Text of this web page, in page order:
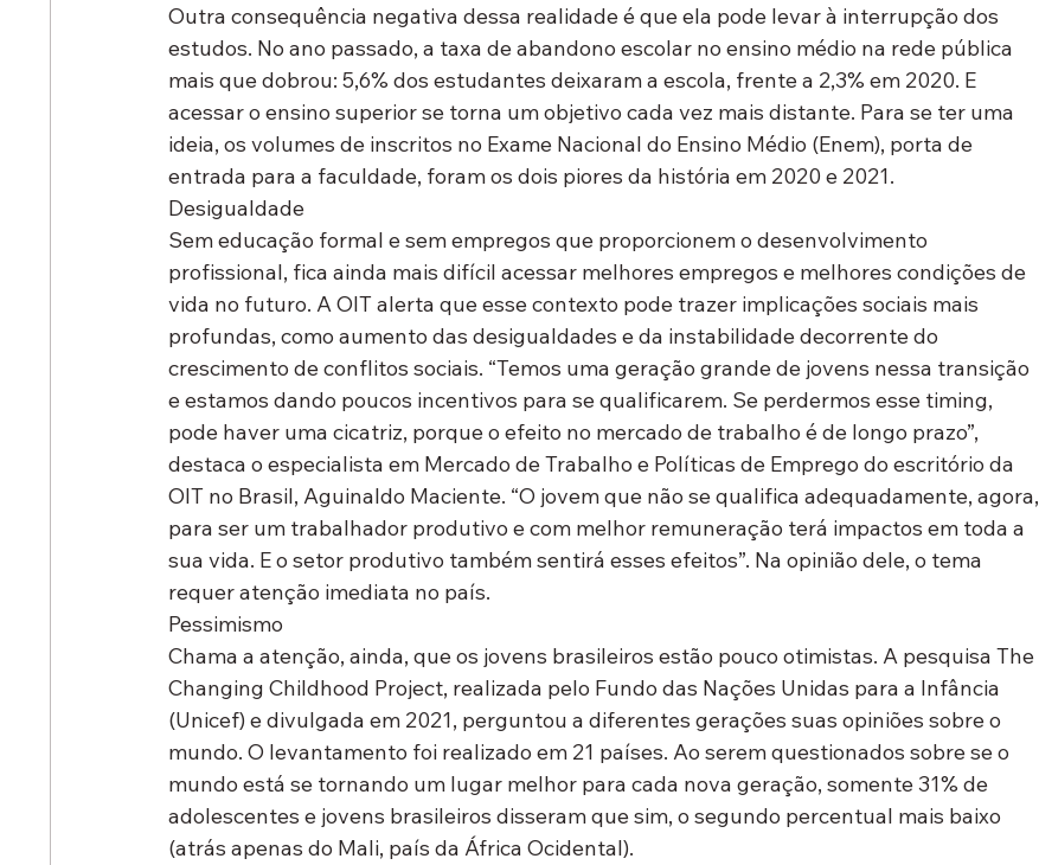
Outra consequência negativa dessa realidade é que ela pode levar à interrupção dos
estudos. No ano passado, a taxa de abandono escolar no ensino médio na rede pública
mais que dobrou: 5,6% dos estudantes deixaram a escola, frente a 2,3% em 2020. E
acessar o ensino superior se torna um objetivo cada vez mais distante. Para se ter uma
ideia, os volumes de inscritos no Exame Nacional do Ensino Médio (Enem), porta de
entrada para a faculdade, foram os dois piores da história em 2020 e 2021.
Desigualdade
Sem educação formal e sem empregos que proporcionem o desenvolvimento
profissional, fica ainda mais difícil acessar melhores empregos e melhores condições de
vida no futuro. A OIT alerta que esse contexto pode trazer implicações sociais mais
profundas, como aumento das desigualdades e da instabilidade decorrente do
crescimento de conflitos sociais. “Temos uma geração grande de jovens nessa transição
e estamos dando poucos incentivos para se qualificarem. Se perdermos esse timing,
pode haver uma cicatriz, porque o efeito no mercado de trabalho é de longo prazo”,
destaca o especialista em Mercado de Trabalho e Políticas de Emprego do escritório da
OIT no Brasil, Aguinaldo Maciente. “O jovem que não se qualifica adequadamente, agora,
para ser um trabalhador produtivo e com melhor remuneração terá impactos em toda a
sua vida. E o setor produtivo também sentirá esses efeitos”. Na opinião dele, o tema
requer atenção imediata no país.
Pessimismo
Chama a atenção, ainda, que os jovens brasileiros estão pouco otimistas. A pesquisa The
Changing Childhood Project, realizada pelo Fundo das Nações Unidas para a Infância
(Unicef) e divulgada em 2021, perguntou a diferentes gerações suas opiniões sobre o
mundo. O levantamento foi realizado em 21 países. Ao serem questionados sobre se o
mundo está se tornando um lugar melhor para cada nova geração, somente 31% de
adolescentes e jovens brasileiros disseram que sim, o segundo percentual mais baixo
(atrás apenas do Mali, país da África Ocidental).